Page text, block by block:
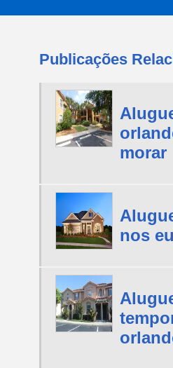
Publicações
morar
nos